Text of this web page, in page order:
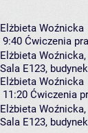
Elżbieta Woźnicka
9:40 Ćwiczenia
Elżbieta Woźnicka,
Sala E123,
Elżbieta Woźnicka
11:20 Ćwiczenia
Elżbieta Woźnicka,
Sala E123,